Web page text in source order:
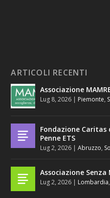
ARTICOLI RECENTI
Associazione
Lug 8, 2026 | Piemonte,
Fondazione Caritas
Penne ETS
Lug 2, 2026 |Abruzzo,
Associazione Senza
Lug 2, 2026 | Lombardia,